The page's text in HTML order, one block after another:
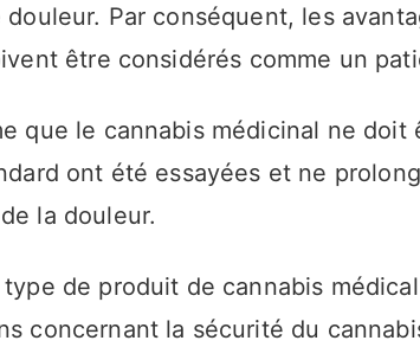
Par conséquent, les
être considérés comme un
que le cannabis médicinal ne
ont été essayées et ne
la douleur.
de produit de cannabis
concernant la sécurité du